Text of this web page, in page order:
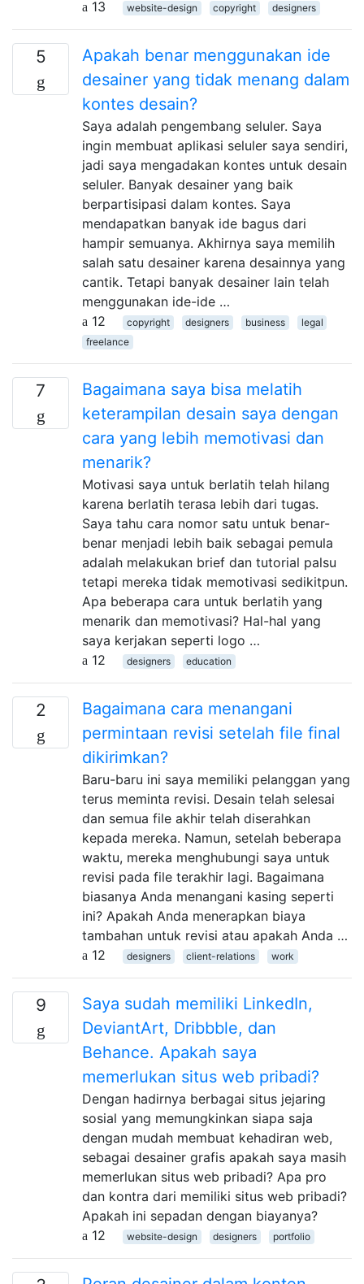
13
website-design copyright designers
5
Apakah benar menggunakan ide
desainer yang tidak menang dalam
kontes desain?
Saya adalah pengembang seluler. Saya
ingin membuat aplikasi seluler saya sendiri,
jadi saya mengadakan kontes untuk desain
seluler. Banyak desainer yang baik
berpartisipasi dalam kontes. Saya
mendapatkan banyak ide bagus dari
hampir semuanya. Akhirnya saya memilih
salah satu desainer karena desainnya yang
cantik. Tetapi banyak desainer lain telah
menggunakan ide-ide …
12
copyright designers business
legal
freelance
7
Bagaimana saya bisa melatih
keterampilan desain saya dengan
cara yang lebih memotivasi dan
menarik?
Motivasi saya untuk berlatih telah hilang
karena berlatih terasa lebih dari tugas.
Saya tahu cara nomor satu untuk benar-
benar menjadi lebih baik sebagai pemula
adalah melakukan brief dan tutorial palsu
tetapi mereka tidak memotivasi sedikitpun.
Apa beberapa cara untuk berlatih yang
menarik dan memotivasi? Hal-hal yang
saya kerjakan seperti logo …
12
designers education
2
Bagaimana cara menangani
permintaan revisi setelah file final
dikirimkan?
Baru-baru ini saya memiliki pelanggan yang
terus meminta revisi. Desain telah selesai
dan semua file akhir telah diserahkan
kepada mereka. Namun, setelah beberapa
waktu, mereka menghubungi saya untuk
revisi pada file terakhir lagi. Bagaimana
biasanya Anda menangani kasing seperti
ini? Apakah Anda menerapkan biaya
tambahan untuk revisi atau apakah Anda …
12
designers client-relations work
9
Saya sudah memiliki LinkedIn,
DeviantArt, Dribbble, dan
Behance. Apakah saya
memerlukan situs web pribadi?
Dengan hadirnya berbagai situs jejaring
sosial yang memungkinkan siapa saja
dengan mudah membuat kehadiran web,
sebagai desainer grafis apakah saya masih
memerlukan situs web pribadi? Apa pro
dan kontra dari memiliki situs web pribadi?
Apakah ini sepadan dengan biayanya?
12
website-design designers portfolio